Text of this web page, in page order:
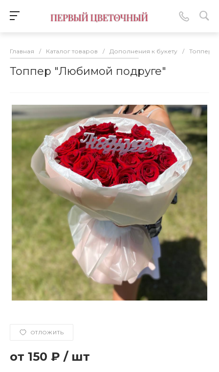
Главная / Каталог товаров / Дополнения к букету / Топперы
Топпер "Любимой подруге"
ОТЛОЖИТЬ
150 ₽ / шт